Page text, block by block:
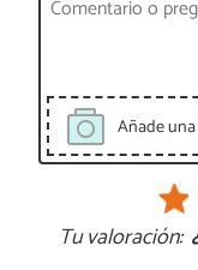
Añade
Tu valoración: